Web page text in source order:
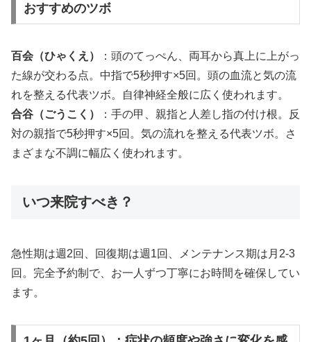
おすすめのツボ
百会（ひゃくえ）
：頭のてっぺん、両耳から真上に上がっ
た線が交わる点。中指で5秒押す×5回。頭の血流と気の流
れを整える代表ツボ。自律神経全般に広く使われます。
合谷（ごうこく）
：手の甲、親指と人差し指の付け根。反
対の親指で5秒押す×5回。気の流れを整える代表ツボ。さ
まざまな不調に幅広く使われます。
いつ来院すべき？
急性期は週2回、回復期は週1回、メンテナンス期は月2-3
回。完全予約制で、お一人ずつ丁寧にお時間を確保してい
ます。